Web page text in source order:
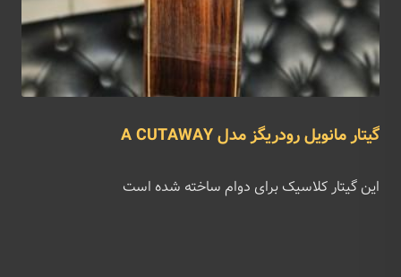
گیتار مانویل رودریگز مدل A CUTAWAY
این گیتار کلاسیک برای دوام ساخته شده است